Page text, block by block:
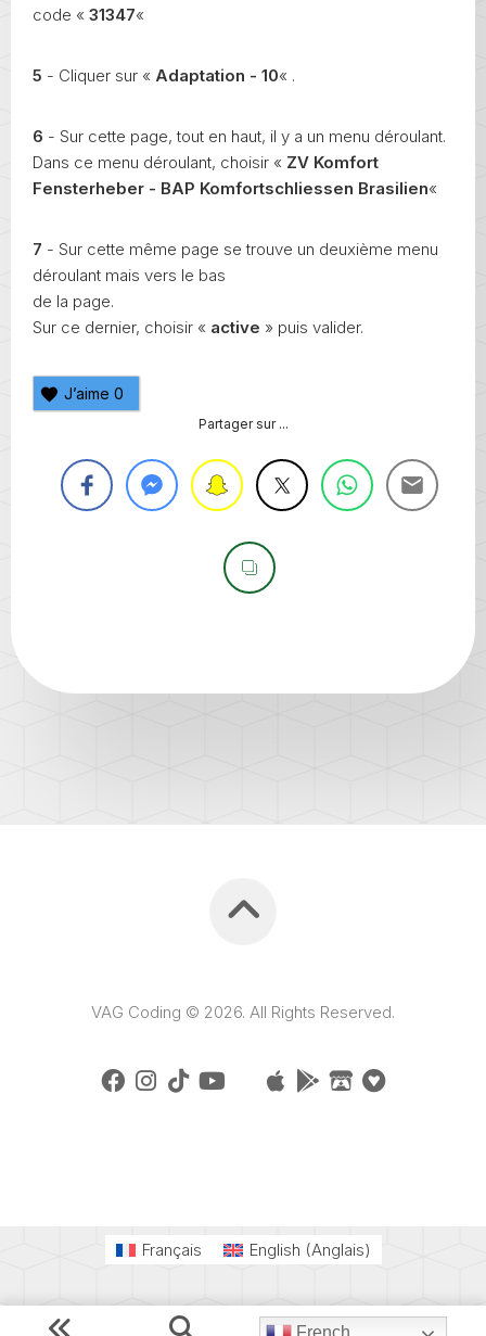
code « 31347«
5 - Cliquer sur « Adaptation - 10« .
6 - Sur cette page, tout en haut, il y a un menu déroulant.
Dans ce menu déroulant, choisir « ZV Komfort
Fensterheber - BAP Komfortschliessen Brasilien«
7 - Sur cette même page se trouve un deuxième menu
déroulant mais vers le bas
de la page.
Sur ce dernier, choisir « active » puis valider.
J’aime 0
Partager sur ...
VAG Coding © 2026. All Rights Reserved.
Français English (Anglais)